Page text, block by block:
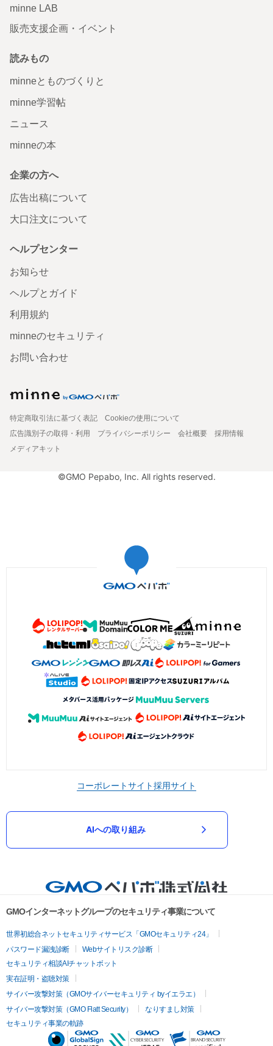
minne LAB
販売支援企画・イベント
読みもの
minneとものづくりと
minne学習帖
ニュース
minneの本
企業の方へ
広告出稿について
大口注文について
ヘルプセンター
お知らせ
ヘルプとガイド
利用規約
minneのセキュリティ
お問い合わせ
特定商取引法に基づく表記
Cookieの使用について
広告識別子の取得・利用
プライバシーポリシー 会社概要
採用情報
メディアキット
©GMO Pepabo, Inc. All rights reserved.
コーポレートサイト採用サイト
AIへの取り組み
GMOインターネットグループのセキュリティ事業について
世界初総合ネットセキュリティサービス「GMOセキュリティ24」
パスワード漏洩診断
Webサイトリスク診断
セキュリティ相談AIチャットボット
実在証明・盗聴対策
サイバー攻撃対策（GMOサイバーセキュリティ byイエラエ）
サイバー攻撃対策（GMO Flatt Security）
なりすまし対策
セキュリティ事業の軌跡